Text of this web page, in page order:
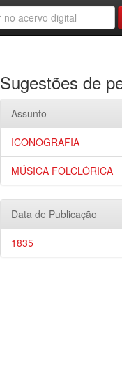
Sugestões de
Assunto
ICONOGRAFIA
MÚSICA FOLCLÓRICA
Data de Publicação
1835